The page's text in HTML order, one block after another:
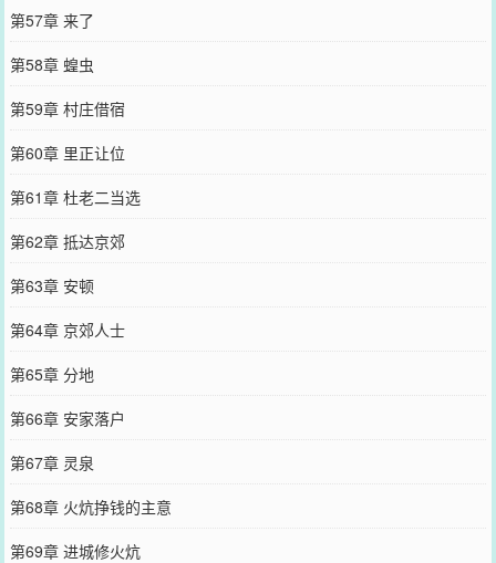
第57章 来了
第58章 蝗虫
第59章 村庄借宿
第60章 里正让位
第61章 杜老二当选
第62章 抵达京郊
第63章 安顿
第64章 京郊人士
第65章 分地
第66章 安家落户
第67章 灵泉
第68章 火炕挣钱的主意
第69章 进城修火炕